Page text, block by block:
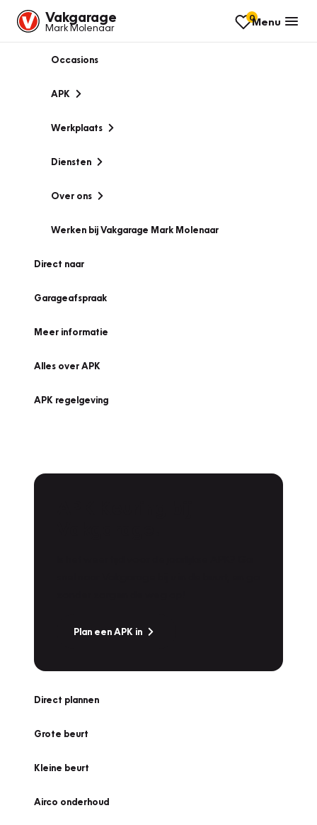
Vakgarage
Mark Molenaar
0Menu
Occasions
APK
Werkplaats
Diensten
Over ons
Werken bij Vakgarage Mark Molenaar
Direct naar
Garageafspraak
Meer informatie
Alles over APK
APK regelgeving
Plan een APK in
Direct plannen
Grote beurt
Kleine beurt
Airco onderhoud